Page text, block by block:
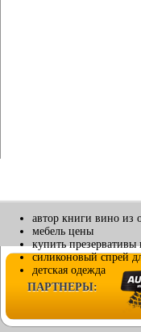
автор книги вино из
мебель цены
купить презервативы
силиконовый спрей
детская одежда
ПАРТНЕРЫ: